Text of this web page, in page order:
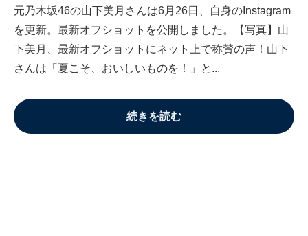
元乃木坂46の山下美月さんは6月26日、自身のInstagram
を更新。最新オフショットを公開しました。【写真】山
下美月、最新オフショットにネット上で称賛の声！山下
さんは「夏こそ、おいしいものを！」と...
続きを読む